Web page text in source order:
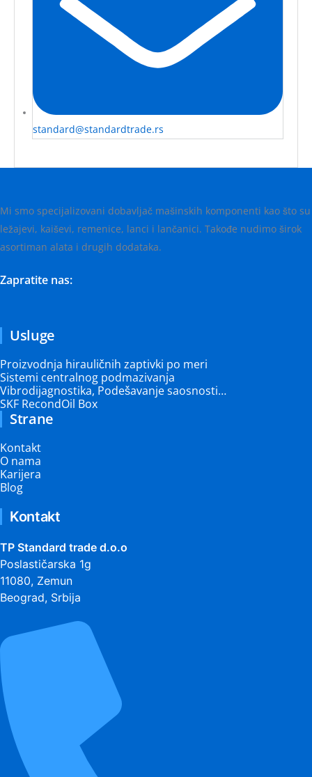
standard@standardtrade.rs
Mi smo specijalizovani dobavljač mašinskih komponenti kao što su
ležajevi, kaiševi, remenice, lanci i lančanici. Takođe nudimo širok
asortiman alata i drugih dodataka.
Zapratite nas:
Usluge
Proizvodnja hirauličnih zaptivki po meri
Sistemi centralnog podmazivanja
Vibrodijagnostika, Podešavanje saosnosti…
SKF RecondOil Box
Strane
Kontakt
O nama
Karijera
Blog
Kontakt
TP Standard trade d.o.o
Poslastičarska 1g
11080, Zemun
Beograd, Srbija